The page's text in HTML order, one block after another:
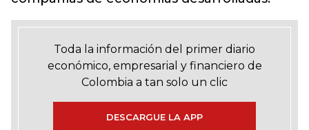
Toda la información del primer diario
económico, empresarial y financiero de
Colombia a tan solo un clic
DESCARGUE LA APP